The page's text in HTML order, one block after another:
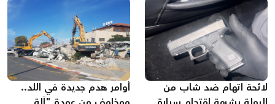
لائحة اتهام ضد شاب من
أوامر هدم جديدة في اللد..